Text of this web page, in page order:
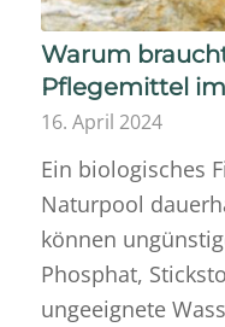
Warum
Pflegemittel
16. April 2024
Ein biologisches
Naturpool
können
Phosphat,
ungeeignete